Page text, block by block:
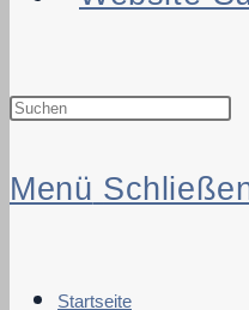
Menü
Startseite